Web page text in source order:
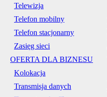
Telewizja
Telefon mobilny
Telefon stacjonarny
Zasięg sieci
OFERTA DLA BIZNESU
Kolokacja
Transmisja danych